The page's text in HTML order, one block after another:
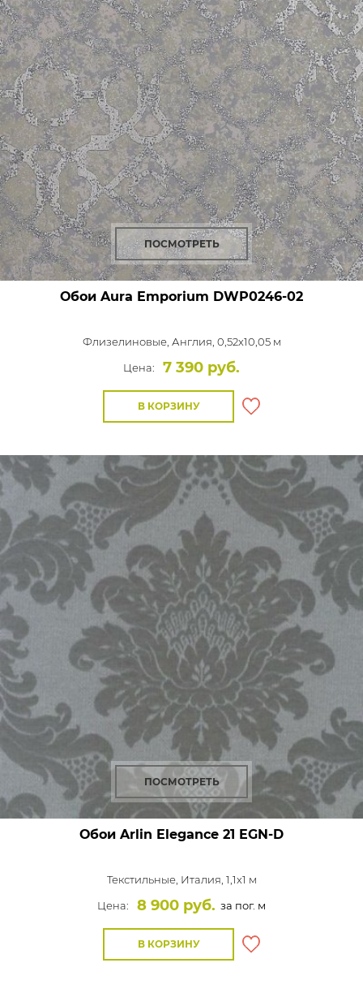
ПОСМОТРЕТЬ
Обои Aura Emporium DWP0246-02
Флизелиновые, Англия, 0,52x10,05 м
Цена:
7 390 руб.
В КОРЗИНУ
ПОСМОТРЕТЬ
Обои Arlin Elegance 21 EGN-D
Текстильные, Италия, 1,1x1 м
Цена:
8 900 руб. за пог. м
В КОРЗИНУ